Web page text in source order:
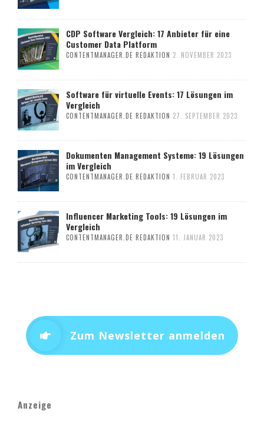
CDP Software Vergleich: 17 Anbieter für eine
Customer Data Platform
CONTENTMANAGER.DE REDAKTION 2. NOVEMBER 2023
Software für virtuelle Events: 17 Lösungen im
Vergleich
CONTENTMANAGER.DE REDAKTION 27. SEPTEMBER 2023
Dokumenten Management Systeme: 19 Lösungen
im Vergleich
CONTENTMANAGER.DE REDAKTION 1. FEBRUAR 2023
Influencer Marketing Tools: 19 Lösungen im
Vergleich
CONTENTMANAGER.DE REDAKTION 11. JANUAR 2023
Zum Newsletter anmelden
Anzeige